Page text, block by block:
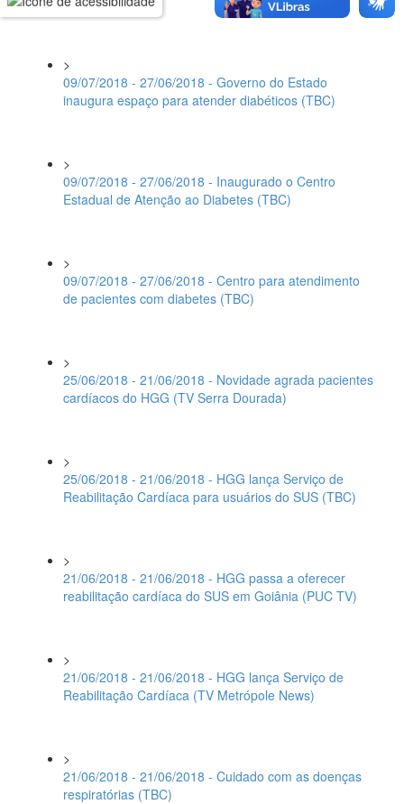
>
09/07/2018 - 27/06/2018 - Governo do Estado
inaugura espaço para atender diabéticos (TBC)
>
09/07/2018 - 27/06/2018 - Inaugurado o Centro
Estadual de Atenção ao Diabetes (TBC)
>
09/07/2018 - 27/06/2018 - Centro para atendimento
de pacientes com diabetes (TBC)
>
25/06/2018 - 21/06/2018 - Novidade agrada pacientes
cardíacos do HGG (TV Serra Dourada)
>
25/06/2018 - 21/06/2018 - HGG lança Serviço de
Reabilitação Cardíaca para usuários do SUS (TBC)
>
21/06/2018 - 21/06/2018 - HGG passa a oferecer
reabilitação cardíaca do SUS em Goiânia (PUC TV)
>
21/06/2018 - 21/06/2018 - HGG lança Serviço de
Reabilitação Cardíaca (TV Metrópole News)
>
21/06/2018 - 21/06/2018 - Cuidado com as doenças
respiratórias (TBC)